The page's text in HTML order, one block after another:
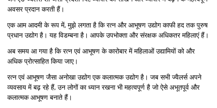
अवसर प्रदान करती हैं।
एक आम आदमी के रूप में, मुझे लगता है कि रत्न और आभूषण उद्योग काफी हद तक पुरुष
प्रधान उद्योग है। यह विडम्बना है। आपके उपभोक्ता और संरक्षक अधिकतर महिलाएं हैं।
अब समय आ गया है कि रत्न एवं आभूषण के कारोबार में महिलाओं उद्यामियों को और
अधिक प्रोत्साहित किया जाए।
रत्न एवं आभूषण जैसा अनोखा उद्योग एक कलात्मक उद्योग है। जब सभी ज्वैलर्स अपने
व्यवसाय में बढ़ रहे हैं, उन लोगों का ध्यान रखना भी महत्वपूर्ण है जो ऐसे अभूतपूर्व और
कलात्मक आभूषण बनाते हैं।